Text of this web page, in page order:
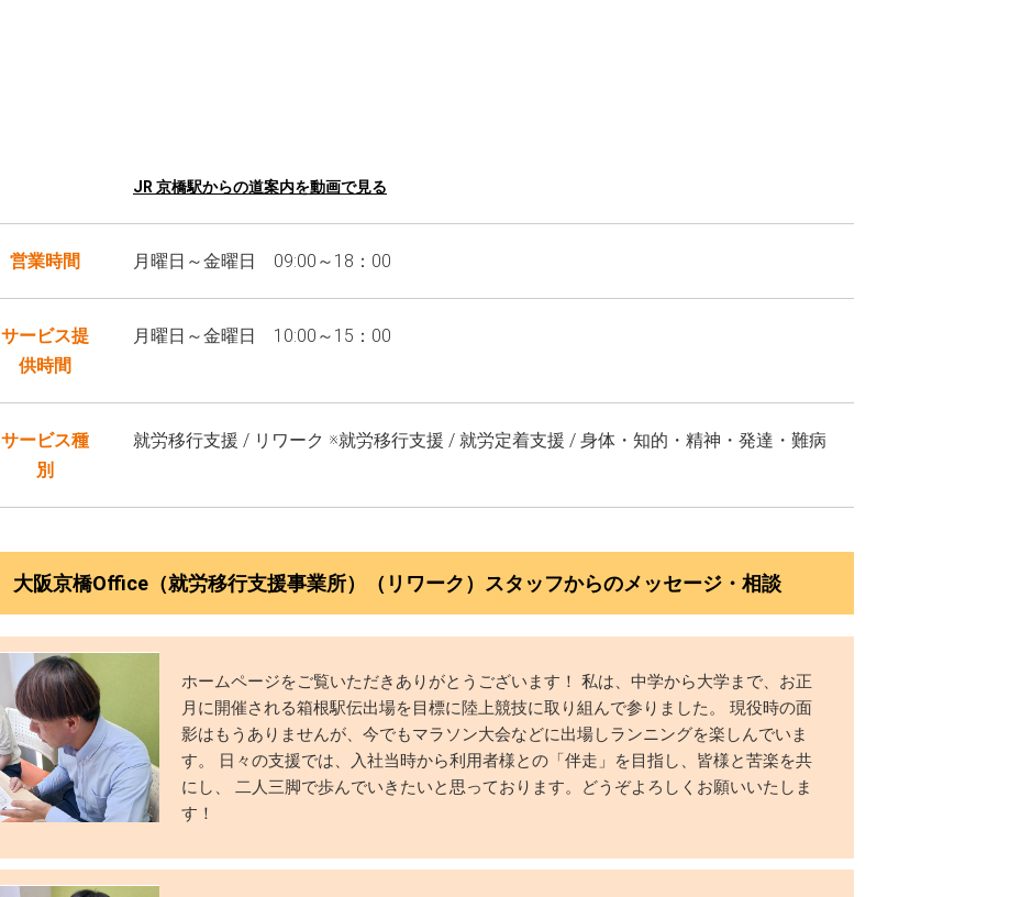
JR 京橋駅からの道案内を動画で見る
営業時間 月曜日～金曜日 09:00～18：00
サービス提
供時間
月曜日～金曜日 10:00～15：00
サービス種
別
就労移行支援 / リワーク ※就労移行支援 / 就労定着支援 / 身体・知的・精神・発達・難病
大阪京橋Office（就労移行支援事業所）（リワーク）スタッフからのメッセージ・相談
ホームページをご覧いただきありがとうございます！ 私は、中学から大学まで、お正
月に開催される箱根駅伝出場を目標に陸上競技に取り組んで参りました。 現役時の面
影はもうありませんが、今でもマラソン大会などに出場しランニングを楽しんでいま
す。 日々の支援では、入社当時から利用者様との「伴走」を目指し、皆様と苦楽を共
にし、 二人三脚で歩んでいきたいと思っております。どうぞよろしくお願いいたしま
す！